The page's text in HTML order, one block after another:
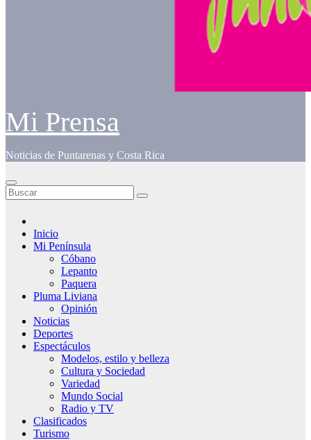
Mi Prensa
Noticias de Puntarenas y Costa Rica
Inicio
Mi Península
Cóbano
Lepanto
Paquera
Pluma Liviana
Opinión
Noticias
Deportes
Espectáculos
Modelos, estilo y belleza
Cultura y Sociedad
Variedad
Mundo Social
Radio y TV
Clasificados
Turismo